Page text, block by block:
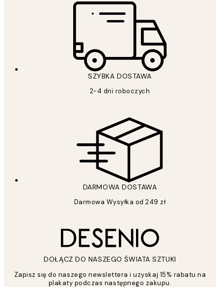
SZYBKA DOSTAWA
2-4 dni roboczych
DARMOWA DOSTAWA
Darmowa Wysyłka od 249 zł
DOŁĄCZ DO NASZEGO ŚWIATA SZTUKI
Zapisz się do naszego newslettera i uzyskaj 15% rabatu na
plakaty podczas następnego zakupu.